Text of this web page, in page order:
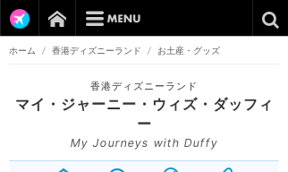
ホーム / 香港ディズニーランド / お土産・グッズ
香港ディズニーランド
マイ・ジャーニー・ウィズ・ダッフィ
ー
My Journeys with Duffy